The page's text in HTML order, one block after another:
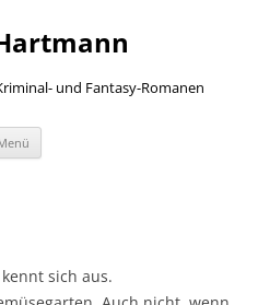
und Fantasy-Romanen
sich aus.